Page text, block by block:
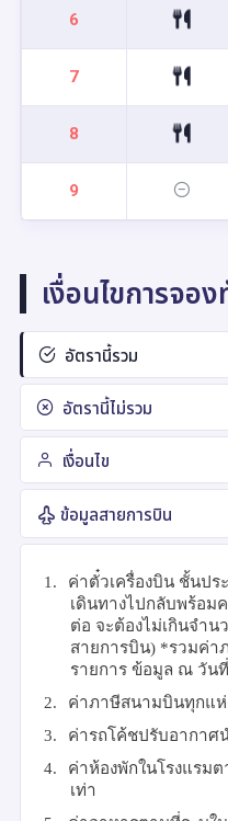
6
7
8
9
เงื่อนไขการจอง
อัตรานี้รวม
อัตรานี้ไม่รวม
เงื่อนไข
ข้อมูลสายการบิน
1. ค่าตั๋วเครื่องบิน ชั้นปร
เดินทางไปกลับพร้อม
ต่อ จะต้องไม่เกินจำน
สายการบิน) *รวมค่
รายการ ข้อมูล ณ วันที่
2.
ค่าภาษีสนามบินทุกแห่
3.
ค่ารถโค้ชปรับอากาศ
4.
ค่าห้องพักในโรงแรม
เท่า